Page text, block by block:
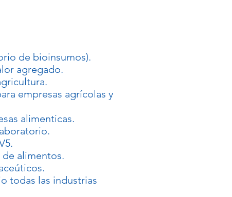
de bioinsumos).
agregado.
empresas agrícolas y
alimenticas.
de alimentos.
todas las industrias